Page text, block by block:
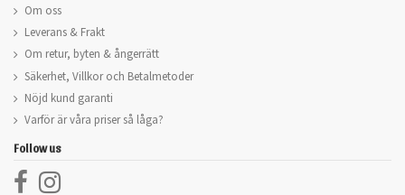
Om oss
Leverans & Frakt
Om retur, byten & ångerrätt
Säkerhet, Villkor och Betalmetoder
Nöjd kund garanti
Varför är våra priser så låga?
Follow us